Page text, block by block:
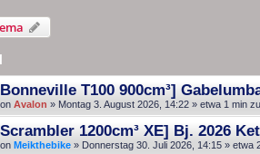
T100 900cm³]
Avalon » Montag 3. August 2026, 14:22 » etwa 1 min
1200cm³ XE] Bj. 2026
Meikthebike » Donnerstag 30. Juli 2026, 14:15 » etwa